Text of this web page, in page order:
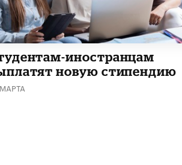
В Минобрнауки рассказали о новых
правилах приема в аспирантуру
1 ИЮНЯ /КАЧЕСТВО ОБРАЗОВАНИЯ
иностранцам
новую стипендию